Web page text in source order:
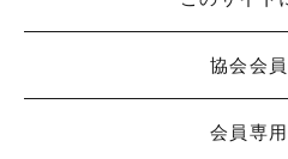
協会会
会員専